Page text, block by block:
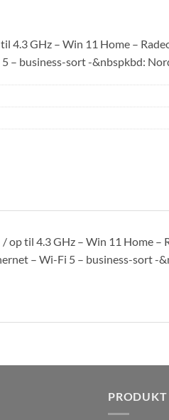
4.3 GHz – Win 11 Home –
– business-sort -&nbspkbd:
til 4.3 GHz – Win 11 Home –
– Wi-Fi 5 – business-sort -